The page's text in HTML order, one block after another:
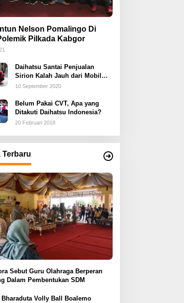
Nelson Pomalingo Di
Pilkada Kabgor
Daihatsu Santai Penjualan
Sirion Kalah Jauh dari Mobil
LCGC
10 September 2020
Belum Pakai CVT, Apa yang
Ditakuti Daihatsu Indonesia?
20 Februari 2018
Terbaru
Sebut Guru Olahraga Berperan
Dalam Pembentukan SDM
Bharaduta Volly Ball Boalemo